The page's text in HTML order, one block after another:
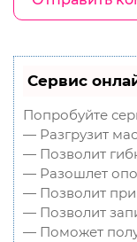
Сервис
Попробуйте
— Разгрузит
— Позволит
— Разошлет
— Позволит
— Позволит
— Поможет